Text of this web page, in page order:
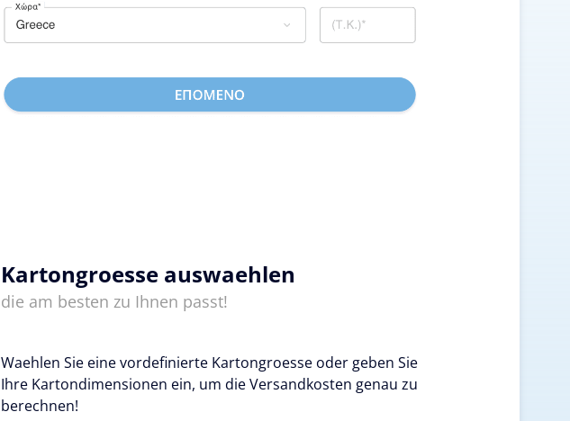
Kartongroesse auswaehlen
die am besten zu Ihnen passt!
Waehlen Sie eine vordefinierte Kartongroesse oder geben Sie
Ihre Kartondimensionen ein, um die Versandkosten genau zu
berechnen!